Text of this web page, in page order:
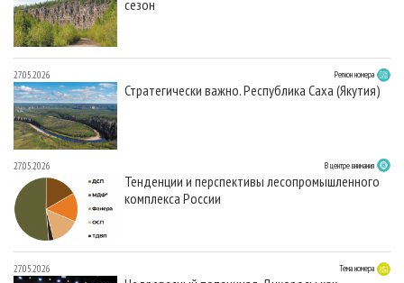
сезон
27.05.2026 Регион номера
Стратегически важно. Республика Саха (Якутия)
27.05.2026 В центре внимания
Тенденции и перспективы лесопромышленного
комплекса России
27.05.2026 Тема номера